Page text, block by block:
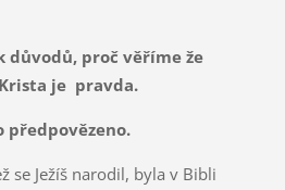
důvodů, proč věříme že
je pravda.
předpovězeno.
se Ježíš narodil, byla v Bibli